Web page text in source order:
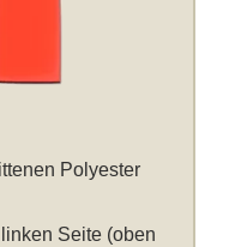
Polyester
Seite (oben